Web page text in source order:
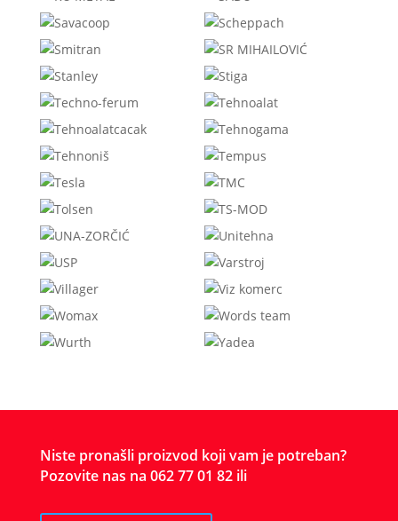
Niste pronašli proizvod koji vam je potreban?
Pozovite nas na 062 77 01 82 ili